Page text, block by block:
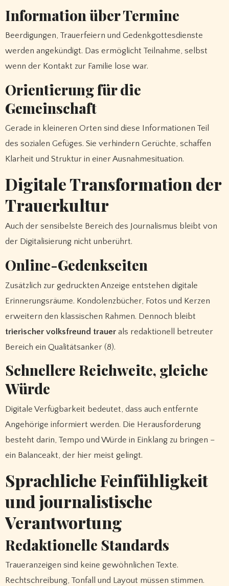
Information über Termine
Beerdigungen, Trauerfeiern und Gedenkgottesdienste
werden angekündigt. Das ermöglicht Teilnahme, selbst
wenn der Kontakt zur Familie lose war.
Orientierung für die
Gemeinschaft
Gerade in kleineren Orten sind diese Informationen Teil
des sozialen Gefüges. Sie verhindern Gerüchte, schaffen
Klarheit und Struktur in einer Ausnahmesituation.
Digitale Transformation der
Trauerkultur
Auch der sensibelste Bereich des Journalismus bleibt von
der Digitalisierung nicht unberührt.
Online-Gedenkseiten
Zusätzlich zur gedruckten Anzeige entstehen digitale
Erinnerungsräume. Kondolenzbücher, Fotos und Kerzen
erweitern den klassischen Rahmen. Dennoch bleibt
trierischer volksfreund trauerals redaktionell betreuter
Bereich ein Qualitätsanker (8).
Schnellere Reichweite, gleiche
Würde
Digitale Verfügbarkeit bedeutet, dass auch entfernte
Angehörige informiert werden. Die Herausforderung
besteht darin, Tempo und Würde in Einklang zu bringen –
ein Balanceakt, der hier meist gelingt.
Sprachliche Feinfühligkeit
und journalistische
Verantwortung
Redaktionelle Standards
Traueranzeigen sind keine gewöhnlichen Texte.
Rechtschreibung, Tonfall und Layout müssen stimmen.